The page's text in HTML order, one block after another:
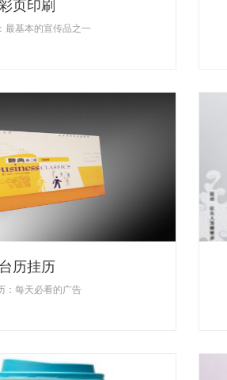
最基本的宣传品之一
台历挂历
：每天必看的广告